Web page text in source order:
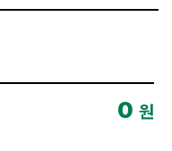
0 원